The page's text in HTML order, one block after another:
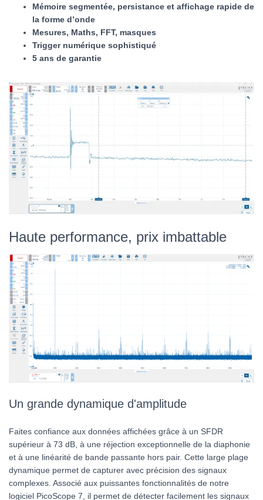
Mémoire segmentée, persistance et affichage rapide de
la forme d’onde
Mesures, Maths, FFT, masques
Trigger numérique sophistiqué
5 ans de garantie
Haute performance, prix imbattable
Un grande dynamique d'amplitude
Faites confiance aux données affichées grâce à un SFDR
supérieur à 73 dB, à une réjection exceptionnelle de la diaphonie
et à une linéarité de bande passante hors pair. Cette large plage
dynamique permet de capturer avec précision des signaux
complexes. Associé aux puissantes fonctionnalités de notre
logiciel PicoScope 7, il permet de détecter facilement les signaux